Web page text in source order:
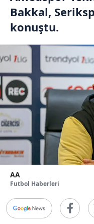
Bakkal,
konuştu.
AA
Futbol Haberleri